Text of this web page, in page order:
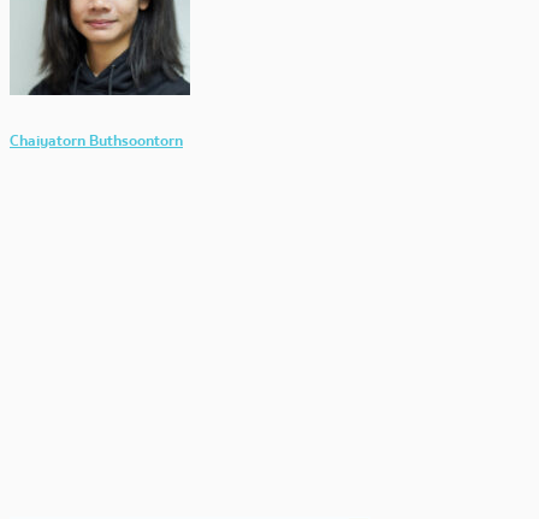
Chaiyatorn Buthsoontorn